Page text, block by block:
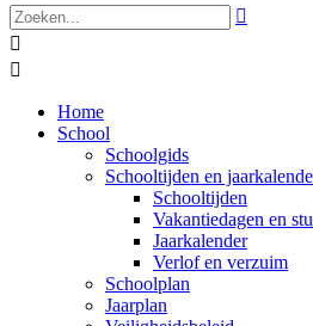



Home
School
Schoolgids
Schooltijden en
Schooltijden
Vakantiedagen en
Jaarkalender
Verlof en verzuim
Schoolplan
Jaarplan